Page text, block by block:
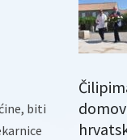
biti